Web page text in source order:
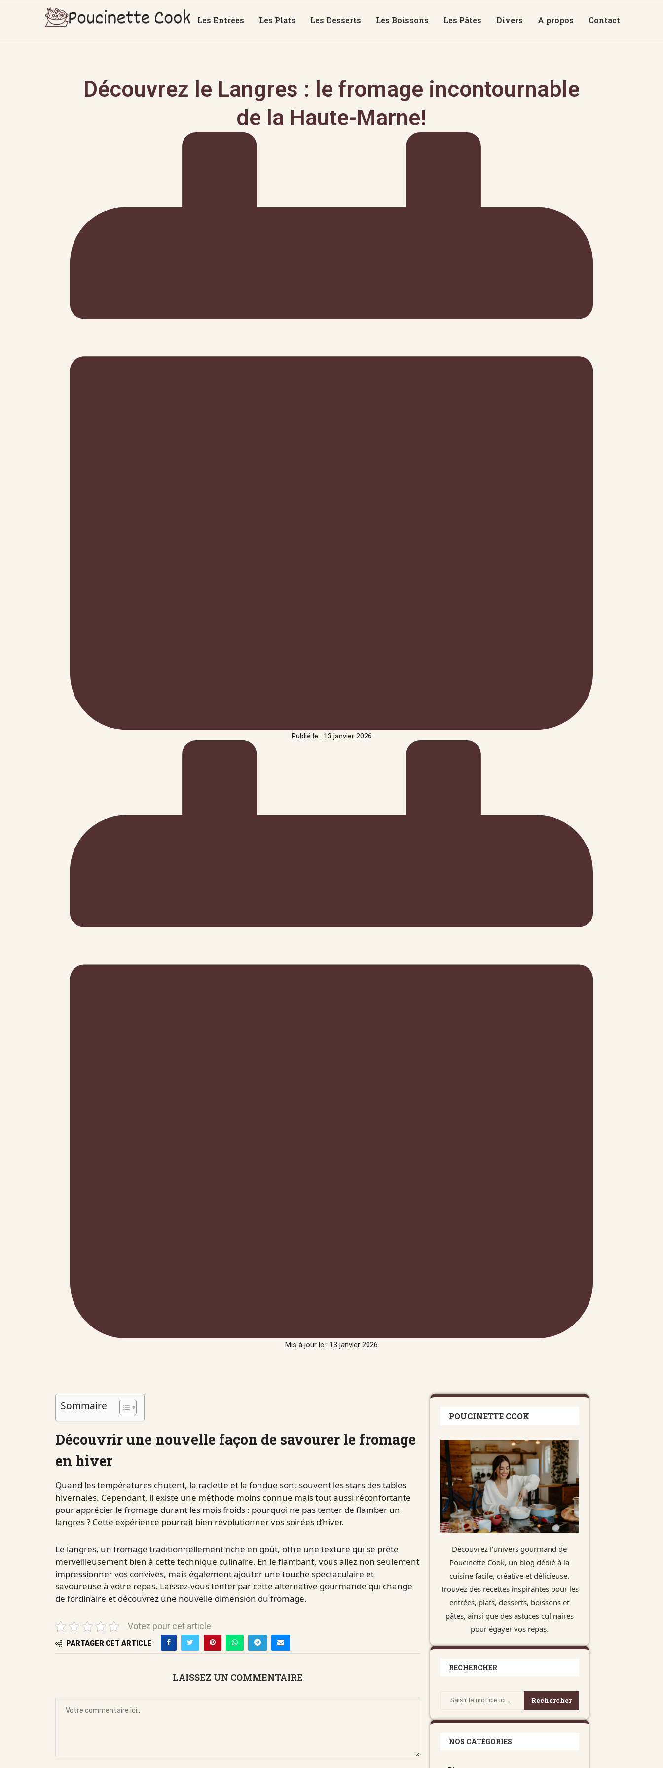
Les Entrées Les Plats Les Desserts Les Boissons Les Pâtes Divers A propos Contact
Découvrez le Langres : le fromage incontournable
de la Haute-Marne!
Publié le : 13 janvier 2026
Mis à jour le : 13 janvier 2026
Sommaire
Découvrir une nouvelle façon de savourer le fromage
en hiver
Quand les températures chutent, la raclette et la fondue sont souvent les stars des tables
hivernales. Cependant, il existe une méthode moins connue mais tout aussi réconfortante
pour apprécier le fromage durant les mois froids : pourquoi ne pas tenter de flamber un
langres ? Cette expérience pourrait bien révolutionner vos soirées d’hiver.
Le langres, un fromage traditionnellement riche en goût, offre une texture qui se prête
merveilleusement bien à cette technique culinaire. En le flambant, vous allez non seulement
impressionner vos convives, mais également ajouter une touche spectaculaire et
savoureuse à votre repas. Laissez-vous tenter par cette alternative gourmande qui change
de l’ordinaire et découvrez une nouvelle dimension du fromage.
Votez pour cet article
PARTAGER CET ARTICLE
LAISSEZ UN COMMENTAIRE
POUCINETTE COOK
Découvrez l'univers gourmand de
Poucinette Cook, un blog dédié à la
cuisine facile, créative et délicieuse.
Trouvez des recettes inspirantes pour les
entrées, plats, desserts, boissons et
pâtes, ainsi que des astuces culinaires
pour égayer vos repas.
RECHERCHER
Rechercher
NOS CATÉGORIES